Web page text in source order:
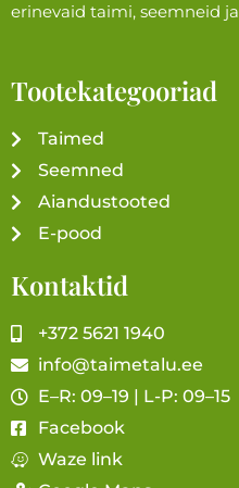
erinevaid taimi, seemneid
Tootekategooriad
Taimed
Seemned
Aiandustooted
E-pood
Kontaktid
+372 5621 1940
info@taimetalu.ee
E–R: 09–19 | L-P: 09–15
Facebook
Waze link